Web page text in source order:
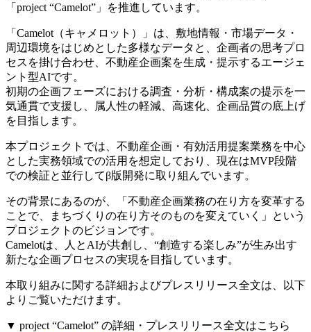
「project “Camelot”」を推進しています。
「Camelot（キャメロット）」は、敷地情報・市場データ・
周辺環境をはじめとした多様なデータと、企画者の思考プロ
セスを掛け合わせ、不動産企画案を生成・提示するエージェ
ント型AIです。
初期の企画フェーズにおける調査・分析・構成案の提示を一
気通貫で支援し、属人性の軽減、高速化、企画品質の底上げ
を目指します。
本プロジェクトでは、不動産企画・有効活用提案業務を中心
とした実務領域での活用を想定しており、現在はMVP段階
での検証と並行してβ版開発に取り組んでいます。
その背景にあるのが、「不動産企画業務の在り方を変革する
ことで、まちづくりの在り方そのものを変えていく」という
プロジェクトのビジョンです。
Camelotは、人とAIが共創し、“創造する楽しみ”が生み出す
新たな企画プロセスの実現を目指しています。
本取り組みに関する詳細およびプレスリリース全文は、以下
よりご覧いただけます。
▼ project “Camelot” の詳細・プレスリリース全文はこちら